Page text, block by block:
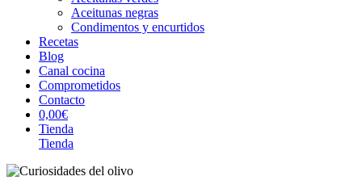
Aceitunas negras
Condimentos y encurtidos
Recetas
Blog
Canal cocina
Comprometidos
Contacto
0,00€
Tienda
Tienda